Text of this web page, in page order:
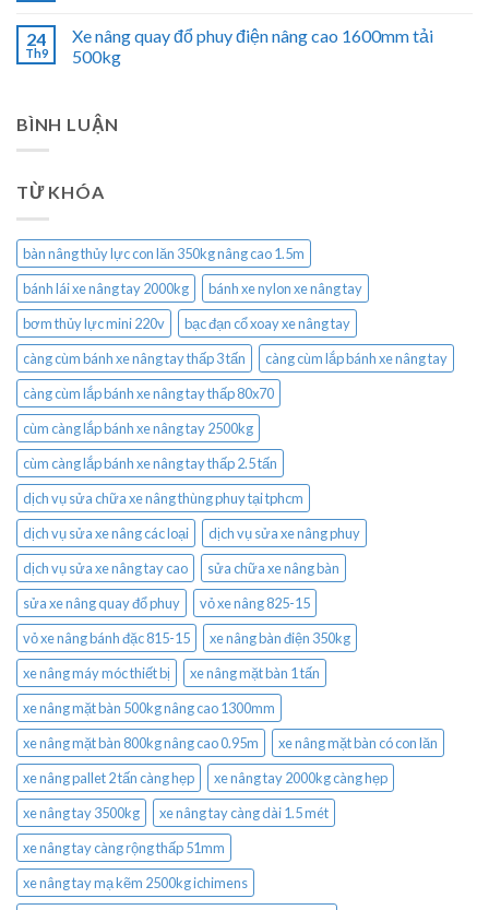
24
Th9
Xe nâng quay đổ phuy điện nâng cao 1600mm tải
500kg
BÌNH LUẬN
TỪ KHÓA
bàn nâng thủy lực con lăn 350kg nâng cao 1.5m
bánh lái xe nâng tay 2000kg
bánh xe nylon xe nâng tay
bơm thủy lực mini 220v
bạc đạn cổ xoay xe nâng tay
càng cùm bánh xe nâng tay thấp 3 tấn
càng cùm lắp bánh xe nâng tay
càng cùm lắp bánh xe nâng tay thấp 80x70
cùm càng lắp bánh xe nâng tay 2500kg
cùm càng lắp bánh xe nâng tay thấp 2.5 tấn
dịch vụ sửa chữa xe nâng thùng phuy tại tphcm
dịch vụ sửa xe nâng các loại
dịch vụ sửa xe nâng phuy
dịch vụ sửa xe nâng tay cao
sửa chữa xe nâng bàn
sửa xe nâng quay đổ phuy
vỏ xe nâng 825-15
vỏ xe nâng bánh đặc 815-15
xe nâng bàn điện 350kg
xe nâng máy móc thiết bị
xe nâng mặt bàn 1 tấn
xe nâng mặt bàn 500kg nâng cao 1300mm
xe nâng mặt bàn 800kg nâng cao 0.95m
xe nâng mặt bàn có con lăn
xe nâng pallet 2 tấn càng hẹp
xe nâng tay 2000kg càng hẹp
xe nâng tay 3500kg
xe nâng tay càng dài 1.5 mét
xe nâng tay càng rộng thấp 51mm
xe nâng tay mạ kẽm 2500kg ichimens